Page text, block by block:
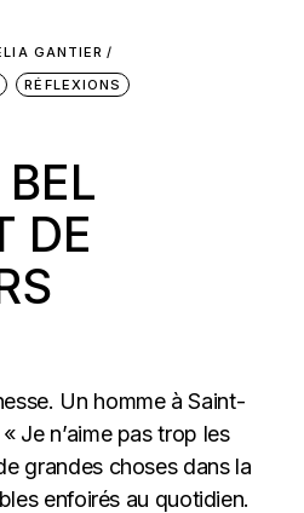
GANTIER
RÉFLEXIONS
DE
Un homme à Saint-
Je n’aime pas trop les
grandes choses dans la
enfoirés au quotidien.